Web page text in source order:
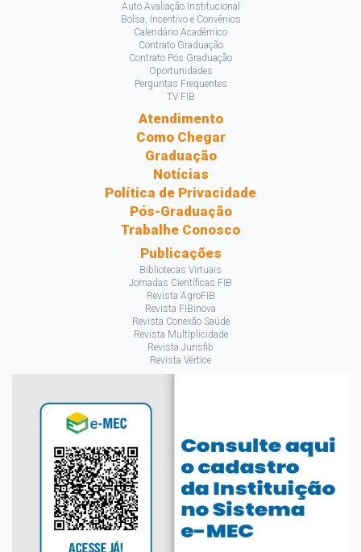
Auto Avaliação Institucional
Bolsa, Incentivo e Convênios
Calendário Acadêmico
Contrato Graduação
Contrato Pós Graduação
Oportunidades
Perguntas Frequentes
TV FIB
Atendimento
Como Chegar
Graduação
Notícias
Política de Privacidade
Pós-Graduação
Trabalhe Conosco
Publicações
Bibliotecas Virtuais
Jornadas Científicas FIB
Revista AgroFIB
Revista FIBinova
Revista Conexão Saúde
Revista Multiplicidade
Revista Jurisfib
Revista Vértice